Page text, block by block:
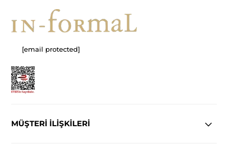
[email protected]
MÜŞTERİ İLİŞKİLERİ